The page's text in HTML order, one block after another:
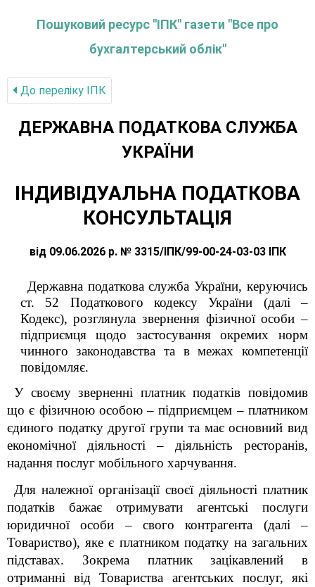
Пошуковий ресурс "ІПК" газети "Все про
бухгалтерський облік"
До переліку IПК
ДЕРЖАВНА ПОДАТКОВА СЛУЖБА
УКРАЇНИ
ІНДИВІДУАЛЬНА ПОДАТКОВА
КОНСУЛЬТАЦІЯ
від 09.06.2026 р. № 3315/ІПК/99-00-24-03-03 ІПК
Державна податкова служба України, керуючись
ст. 52 Податкового кодексу України (далі –
Кодекс), розглянула звернення фізичної особи –
підприємця щодо застосування окремих норм
чинного законодавства та в межах компетенції
повідомляє.
У своєму зверненні платник податків повідомив
що є фізичною особою – підприємцем – платником
єдиного податку другої групи та має основний вид
економічної діяльності – діяльність ресторанів,
надання послуг мобільного харчування.
Для належної організації своєї діяльності платник
податків бажає отримувати агентські послуги
юридичної особи – свого контрагента (далі –
Товариство), яке є платником податку на загальних
підставах. Зокрема платник зацікавлений в
отриманні від Товариства агентських послуг, які